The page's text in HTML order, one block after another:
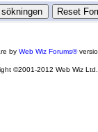
byWeb Wiz Forums®
©2001-2012 Web Wiz Ltd.